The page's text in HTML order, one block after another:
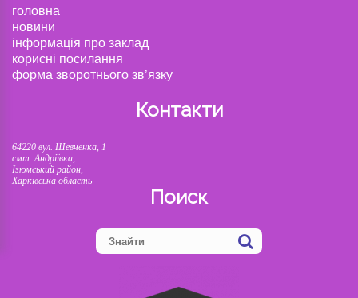
головна
новини
інформація про заклад
корисні посилання
форма зворотнього зв’язку
Контакти
64220 вул. Шевченка, 1
смт. Андріївка,
Ізюмський район,
Харківська область
Поиск